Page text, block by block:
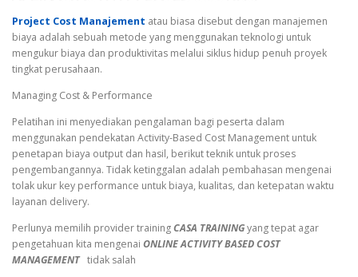
Project Cost Manajement atau biasa disebut dengan manajemen
biaya adalah sebuah metode yang menggunakan teknologi untuk
mengukur biaya dan produktivitas melalui siklus hidup penuh proyek
tingkat perusahaan.
Managing Cost & Performance
Pelatihan ini menyediakan pengalaman bagi peserta dalam
menggunakan pendekatan Activity-Based Cost Management untuk
penetapan biaya output dan hasil, berikut teknik untuk proses
pengembangannya. Tidak ketinggalan adalah pembahasan mengenai
tolak ukur key performance untuk biaya, kualitas, dan ketepatan waktu
layanan delivery.
Perlunya memilih provider trainingCASA TRAININGyang tepat agar
pengetahuan kita mengenai ONLINE ACTIVITY BASED COST
MANAGEMENT tidak salah